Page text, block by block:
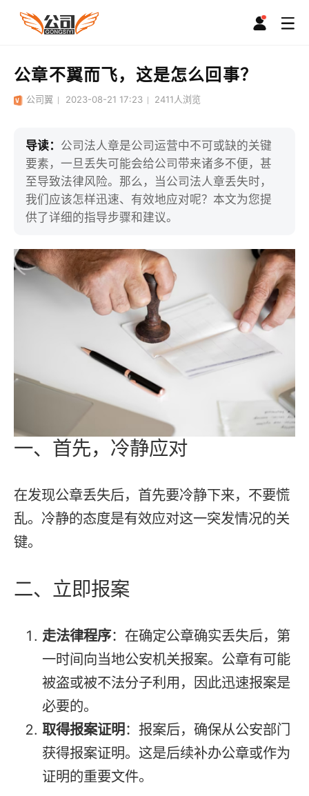
公章不翼而飞，这是怎么回事？
公司翼 2023-08-21 17:23 2411人浏览
导读： 公司法人章是公司运营中不可或缺的关键
要素，一旦丢失可能会给公司带来诸多不便，甚
至导致法律风险。那么，当公司法人章丢失时，
我们应该怎样迅速、有效地应对呢？本文为您提
供了详细的指导步骤和建议。
一、首先，冷静应对
在发现公章丢失后，首先要冷静下来，不要慌
乱。冷静的态度是有效应对这一突发情况的关
键。
二、立即报案
走法律程序：在确定公章确实丢失后，第
一时间向当地公安机关报案。公章有可能
被盗或被不法分子利用，因此迅速报案是
必要的。
取得报案证明 ：报案后，确保从公安部门
获得报案证明。这是后续补办公章或作为
证明的重要文件。